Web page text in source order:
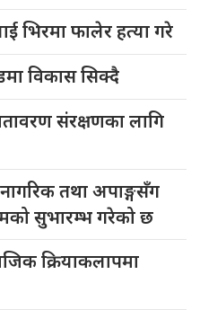
भिरमा फालेर हत्या गरे
विकास सिक्दै
संरक्षणका लागि
तथा अपाङ्गसँग
सुभारम्भ गरेको छ
क्रियाकलापमा